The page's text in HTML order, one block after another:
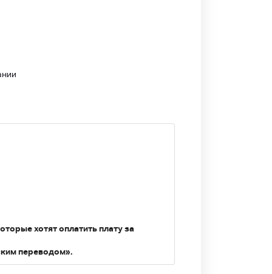
хотят оплатить плату за
переводом».